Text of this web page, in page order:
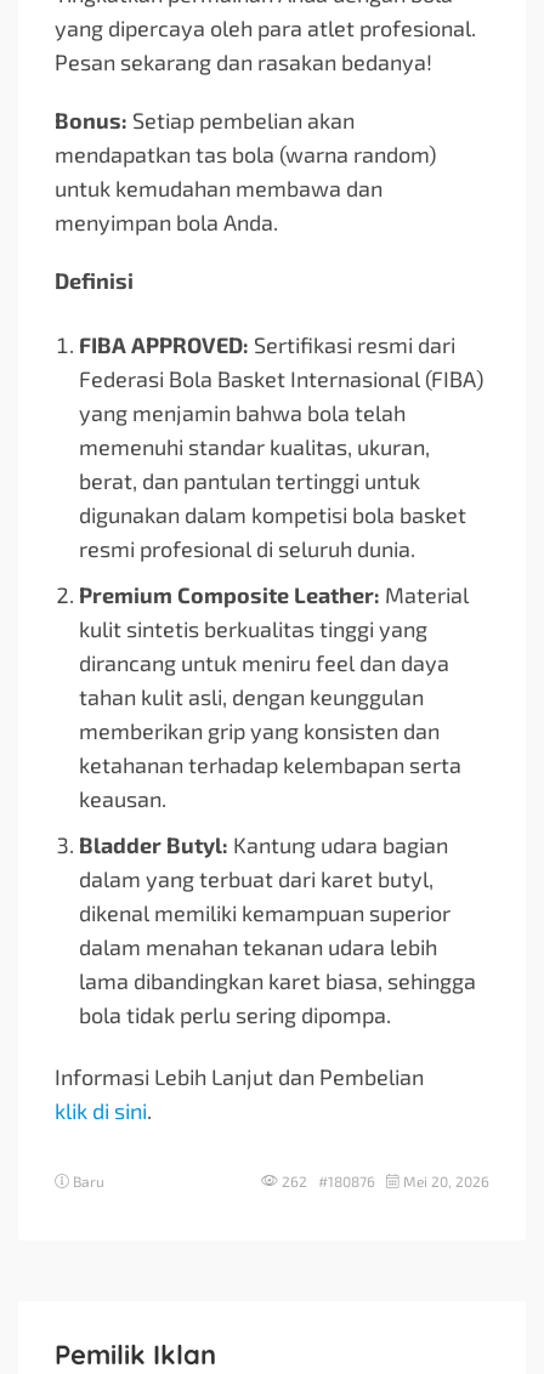
yang dipercaya oleh para atlet profesional.
Pesan sekarang dan rasakan bedanya!
Bonus: Setiap pembelian akan
mendapatkan tas bola (warna random)
untuk kemudahan membawa dan
menyimpan bola Anda.
Definisi
FIBA APPROVED: Sertifikasi resmi dari
Federasi Bola Basket Internasional (FIBA)
yang menjamin bahwa bola telah
memenuhi standar kualitas, ukuran,
berat, dan pantulan tertinggi untuk
digunakan dalam kompetisi bola basket
resmi profesional di seluruh dunia.
Premium Composite Leather: Material
kulit sintetis berkualitas tinggi yang
dirancang untuk meniru feel dan daya
tahan kulit asli, dengan keunggulan
memberikan grip yang konsisten dan
ketahanan terhadap kelembapan serta
keausan.
Bladder Butyl: Kantung udara bagian
dalam yang terbuat dari karet butyl,
dikenal memiliki kemampuan superior
dalam menahan tekanan udara lebih
lama dibandingkan karet biasa, sehingga
bola tidak perlu sering dipompa.
Informasi Lebih Lanjut dan Pembelian
klik di sini.
Baru 262 #180876 Mei 20, 2026
Pemilik Iklan